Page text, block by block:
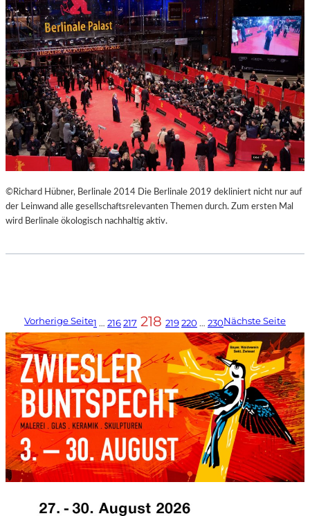
©Richard Hübner, Berlinale 2014 Die Berlinale 2019 dekliniert nicht nur auf
der Leinwand alle gesellschaftsrelevanten Themen durch. Zum ersten Mal
wird Berlinale ökologisch nachhaltig aktiv.
Vorherige Seite1 … 216217 218 219220 … 230Nächste Seite